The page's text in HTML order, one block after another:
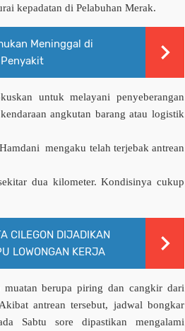
kepadatan di Pelabuhan Merak.
Meninggal di
untuk melayani penyeberangan
angkutan barang atau logistik
mengaku telah terjebak antrean
dua kilometer. Kondisinya cukup
CILEGON DIJADIKAN
LOWONGAN KERJA
muatan berupa piring dan cangkir dari
antrean tersebut, jadwal bongkar
Sabtu sore dipastikan mengalami